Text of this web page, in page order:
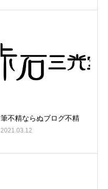
筆不精ならぬブログ不精
2021.03.12